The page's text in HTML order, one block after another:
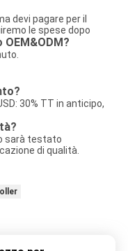
devi pagare per il
le spese dopo
30% TT in anticipo,
sarà testato
di qualità.